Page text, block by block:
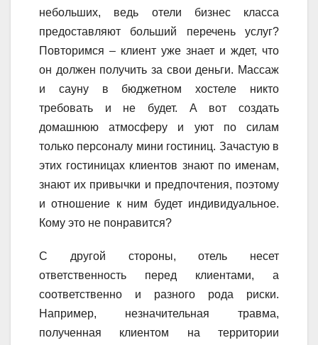
небольших, ведь отели бизнес класса
предоставляют больший перечень услуг?
Повторимся – клиент уже знает и ждет, что
он должен получить за свои деньги. Массаж
и сауну в бюджетном хостеле никто
требовать и не будет. А вот создать
домашнюю атмосферу и уют по силам
только персоналу мини гостиниц. Зачастую в
этих гостиницах клиентов знают по именам,
знают их привычки и предпочтения, поэтому
и отношение к ним будет индивидуальное.
Кому это не понравится?
С другой стороны, отель несет
ответственность перед клиентами, а
соответственно и разного рода риски.
Например, незначительная травма,
полученная клиентом на территории